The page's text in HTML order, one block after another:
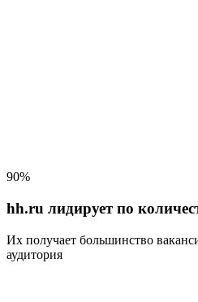
90%
hh.ru лидирует по
Их получает большинство
аудитория